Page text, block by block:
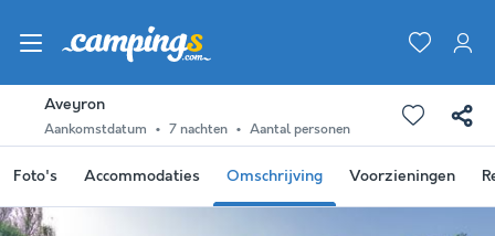
Aveyron
Aankomstdatum 7 nachten Aantal personen
Foto's Accommodaties Omschrijving Voorzieningen